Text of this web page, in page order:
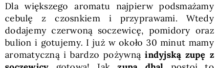
Dla większego aromatu najpierw podsmażamy
cebulę z czosnkiem i przyprawami. Wtedy
dodajemy czerwoną soczewicę, pomidory oraz
bulion i gotujemy. I już w około 30 minut mamy
aromatyczną i bardzo pożywnąindyjską zupę z